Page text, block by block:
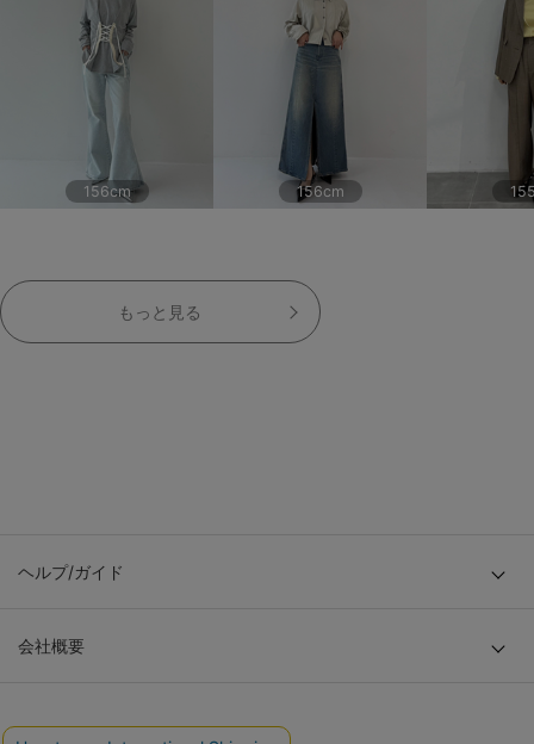
156cm 156cm
もっと見る
ヘルプ/ガイド
会社概要